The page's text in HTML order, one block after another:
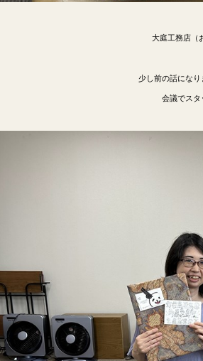
大庭工務店（
少し前の話になり
会議でスタ